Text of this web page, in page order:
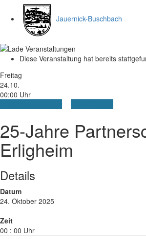
Jauernick-Buschbach
Diese Veranstaltung hat bereits
Freitag
24.10.
00:00 Uhr
25-Jahre
Erligheim
Details
Datum
24. Oktober 2025
Zeit
00 : 00 Uhr